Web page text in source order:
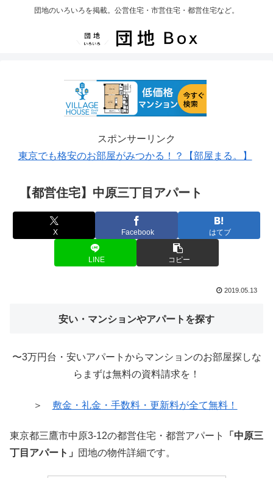
団地のいろいろを掲載。公営住宅・市営住宅・都営住宅など。
スポンサーリンク
東京でも格安のお部屋がみつかる！？【部屋まる。】
【都営住宅】中原三丁目アパート
X Facebook はてブ
LINE コピー
2019.05.13
安い・マンションやアパートを探す
〜3万円台・安いアパートからマンションのお部屋探しな
らまずは無料の資料請求を！
＞ 敷金・礼金・手数料・更新料が全て無料！
東京都三鷹市中原3-12の都営住宅・都営アパート
「中原三
丁目アパート」
団地の物件詳細です。